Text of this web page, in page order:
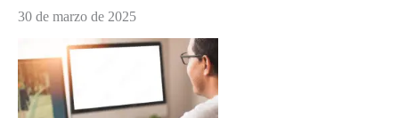
30 de marzo de 2025